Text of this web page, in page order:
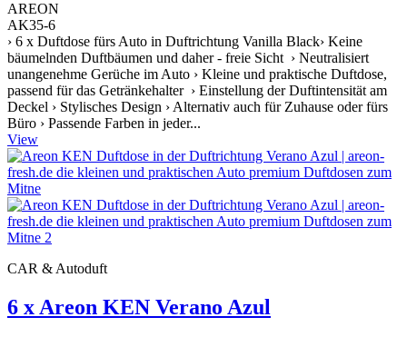
AREON
AK35-6
› 6 x Duftdose fürs Auto in Duftrichtung Vanilla Black› Keine
bäumelnden Duftbäumen und daher - freie Sicht › Neutralisiert
unangenehme Gerüche im Auto › Kleine und praktische Duftdose,
passend für das Getränkehalter › Einstellung der Duftintensität am
Deckel › Stylisches Design › Alternativ auch für Zuhause oder fürs
Büro › Passende Farben in jeder...
View
CAR & Autoduft
6 x Areon KEN Verano Azul